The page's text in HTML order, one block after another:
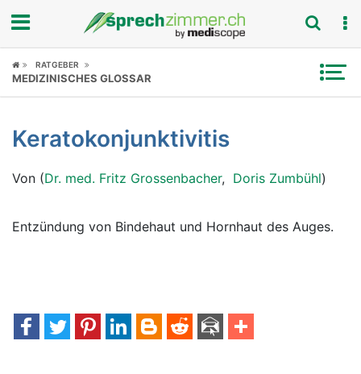
Fokus
Symptome
Untersuchungen
News
RATGEBER
MEDIZINISCHES GLOSSAR
Keratokonjunktivitis
Von (Dr. med. Fritz Grossenbacher, Doris Zumbühl)
Entzündung von Bindehaut und Hornhaut des Auges.